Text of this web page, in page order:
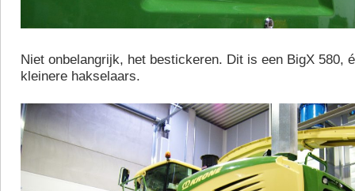
Niet onbelangrijk, het bestickeren. Dit is een BigX 580,
kleinere hakselaars.